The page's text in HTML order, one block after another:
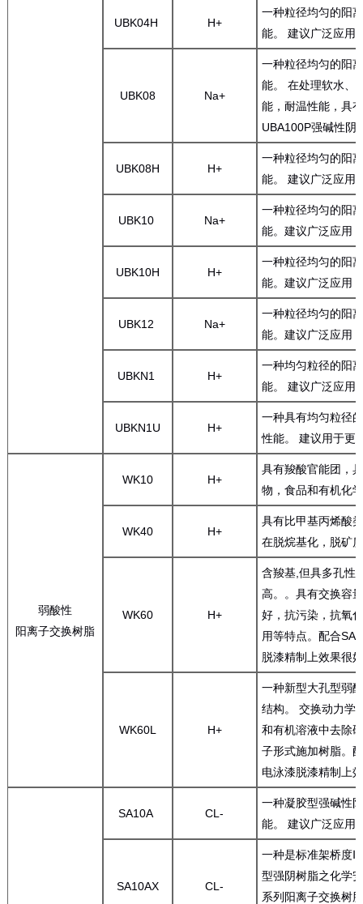
UBK04H H+
一种粒径均匀的阳
能。 建议广泛应用
UBK08 Na+
一种粒径均匀的阳
能。 在处理软水、
能，耐温性能，具
UBA100P强碱性阴
UBK08H H+
一种粒径均匀的阳
能。 建议广泛应用
UBK10 Na+
一种粒径均匀的阳
能。建议广泛应用
UBK10H H+
一种粒径均匀的阳
能。建议广泛应用
UBK12 Na+
一种粒径均匀的阳
能。建议广泛应用
UBKN1 H+
一种均匀粒径的阳
能。 建议广泛应用
UBKN1U H+
一种具有均匀粒径
性能。 建议用于更
弱酸性
阳离子交换树脂
WK10 H+
具有羧酸官能团，
物，食品和有机化
WK40 H+
具有比甲基丙烯酸
在脱烷基化，脱矿
WK60 H+
含羧基,但具多孔性
高。。具有交换容
好，抗污染，抗氧
用等特点。配合
脱漆精制上效果很
WK60L H+
一种新型大孔型弱
结构。 交换动力学
和有机溶液中去除
子形式施加树脂。
电泳漆脱漆精制上
SA10A CL-
一种凝胶型强碱性
能。 建议广泛应用
SA10AX CL-
一种是标准架桥度Ⅰ
型强阴树脂之化学
系列阳离子交换树